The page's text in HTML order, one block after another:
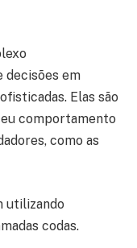
decisões em
Elas são
comportamento
como as
utilizando
codas.